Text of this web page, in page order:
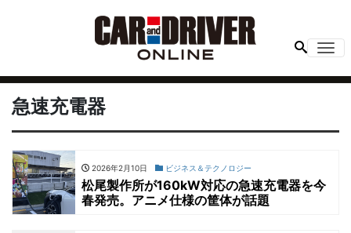
急速充電器
2026年2月10日 ビジネス＆テクノロジー
松尾製作所が160kW対応の急速充電器を今
春発売。アニメ仕様の筐体が話題